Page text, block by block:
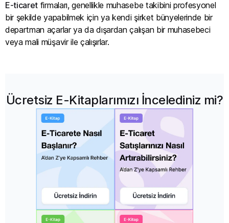
E-ticaret firmaları, genellikle muhasebe takibini profesyonel
bir şekilde yapabilmek için ya kendi şirket bünyelerinde bir
departman açarlar ya da dışardan çalışan bir muhasebeci
veya mali müşavir ile çalışırlar.
Ücretsiz E-Kitaplarımızı İncelediniz mi?